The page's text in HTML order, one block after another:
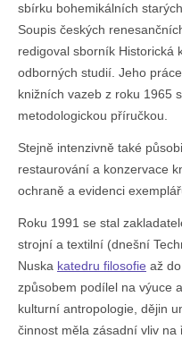
sbírku bohemikálních
Soupis českých
redigoval sborník Historická
odborných studií. Jeho
knižních vazeb z roku 1965
metodologickou příručkou.
Stejně intenzivně také
restaurování a konzervace
ochraně a evidenci
Roku 1991 se stal
strojní a textilní (dnešní
Nuska katedru filosofie až
způsobem podílel na výuce
kulturní antropologie, dějin
činnost měla zásadní vliv